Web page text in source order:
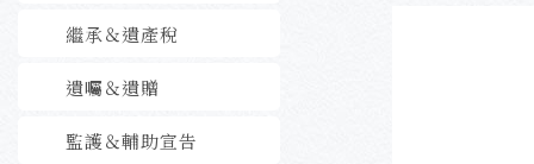
繼承＆遺產稅
遺囑＆遺贈
監護＆輔助宣告